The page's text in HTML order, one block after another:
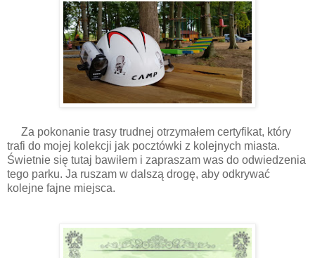
Za pokonanie trasy trudnej otrzymałem certyfikat, który
trafi do mojej kolekcji jak pocztówki z kolejnych miasta.
Świetnie się tutaj bawiłem i zapraszam was do odwiedzenia
tego parku. Ja ruszam w dalszą drogę, aby odkrywać
kolejne fajne miejsca.